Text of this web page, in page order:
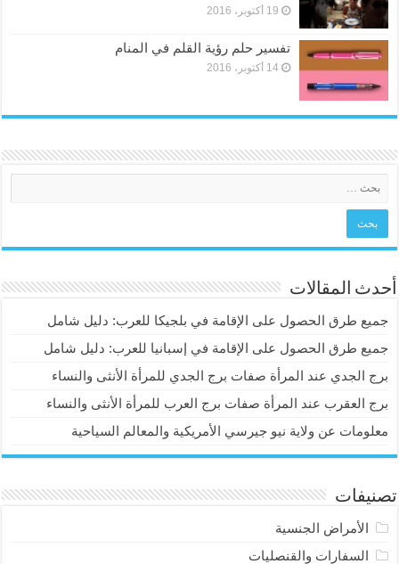
19 أكتوبر، 2016
تفسير حلم رؤية القلم في المنام
14 أكتوبر، 2016
أحدث المقالات
جميع طرق الحصول على الإقامة في بلجيكا للعرب: دليل شامل
جميع طرق الحصول على الإقامة في إسبانيا للعرب: دليل شامل
برج الجدي عند المرأة صفات برج الجدي للمرأة الأنثى والنساء
برج العقرب عند المرأة صفات برج العرب للمرأة الأنثى والنساء
معلومات عن ولاية نيو جيرسي الأمريكية والمعالم السياحية
تصنيفات
الأمراض الجنسية
السفارات والقنصليات